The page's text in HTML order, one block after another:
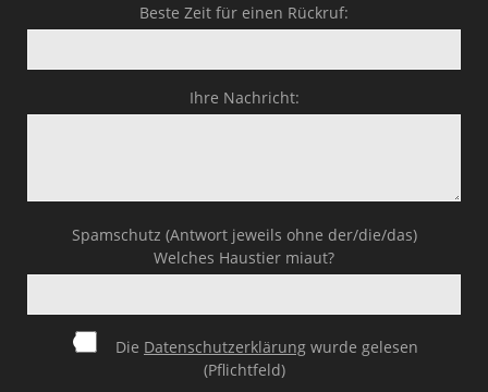
Beste Zeit für einen Rückruf:
Ihre Nachricht:
Spamschutz (Antwort jeweils ohne der/die/das)
Welches Haustier miaut?
Die Datenschutzerklärung wurde gelesen
(Pflichtfeld)